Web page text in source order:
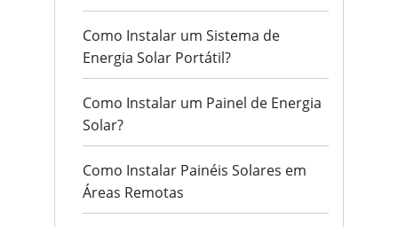
Como Instalar um Sistema de
Energia Solar Portátil?
Como Instalar um Painel de Energia
Solar?
Como Instalar Painéis Solares em
Áreas Remotas